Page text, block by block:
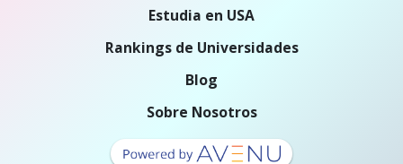
Estudia en USA
Rankings de Universidades
Blog
Sobre Nosotros